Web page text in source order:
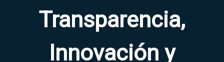
Transparencia,
Innovación y